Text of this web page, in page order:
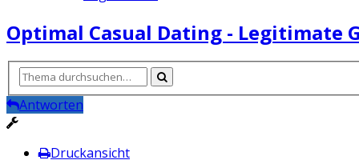
Optimal Сasual Dating - Legitimate
Antworten
Druckansicht